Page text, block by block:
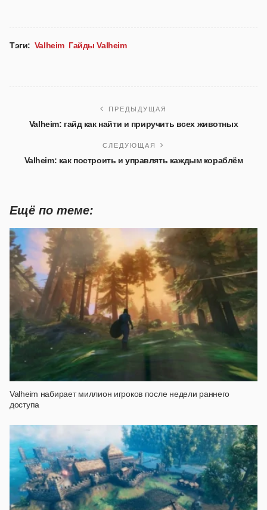
Тэги: Valheim Гайды Valheim
ПРЕДЫДУЩАЯ
Valheim: гайд как найти и приручить всех животных
СЛЕДУЮЩАЯ
Valheim: как построить и управлять каждым кораблём
Ещё по теме:
Valheim набирает миллион игроков после недели раннего
доступа